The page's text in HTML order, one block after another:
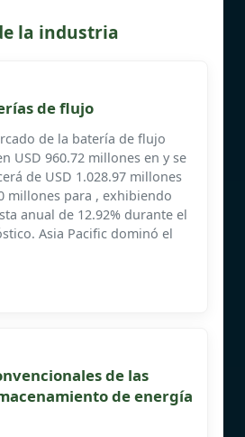
la industria
de flujo
de la batería de flujo
USD 960.72 millones en y se
de USD 1.028.97 millones
millones para , exhibiendo
anual de 12.92% durante el
Asia Pacific dominó el
de las
de energía